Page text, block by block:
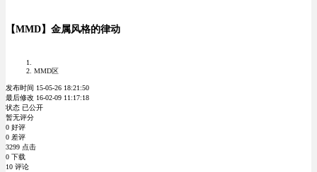
【MMD】金属风格的律动
MMD区
发布时间 15-05-26 18:21:50
最后修改 16-02-09 11:17:18
状态 已公开
暂无评分
0 好评
0 差评
3299 点击
0 下载
10 评论